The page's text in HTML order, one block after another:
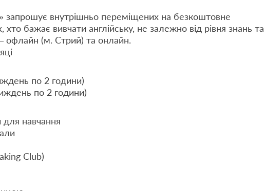
запрошує внутрішньо переміщених на безкоштовне
хто бажає вивчати англійську, не залежно від рівня знань та
офлайн (м. Стрий) та онлайн.
по 2 години)
по 2 години)
для навчання
Club)